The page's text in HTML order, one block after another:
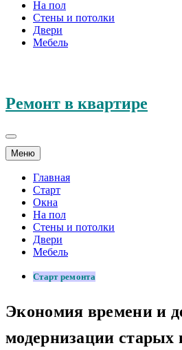
На пол
Стены и потолки
Двери
Мебель
Ремонт в квартире
Меню
Главная
Старт
Окна
На пол
Стены и потолки
Двери
Мебель
Старт ремонта
Экономия времени и
модернизации